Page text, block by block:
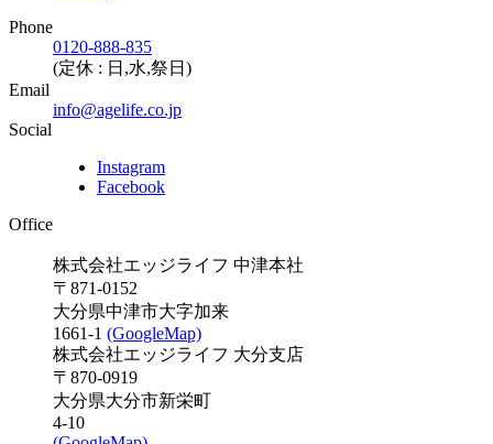
Phone
0120-888-835
(定休 : 日,水,祭日)
Email
info@agelife.co.jp
Social
Instagram
Facebook
Office
株式会社エッジライフ 中津本社
〒871-0152
大分県中津市大字加来
1661-1 (GoogleMap)
株式会社エッジライフ 大分支店
〒870-0919
大分県大分市新栄町
4-10